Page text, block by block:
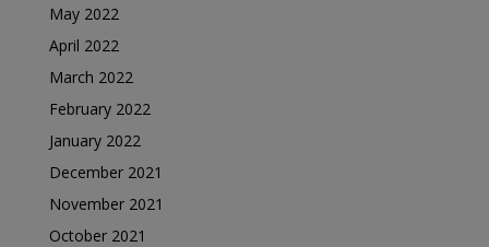
May 2022
April 2022
March 2022
February 2022
January 2022
December 2021
November 2021
October 2021